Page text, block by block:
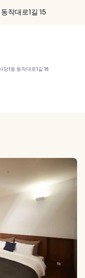
작대로1길 15
당1동 동작대로1길 15